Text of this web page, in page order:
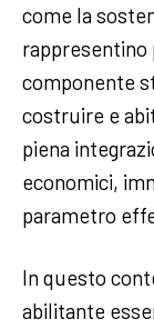
come la
rappresentino
componente
costruire e
piena
economici,
parametro
In questo
abilitante